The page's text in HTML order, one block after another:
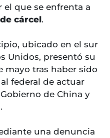
el que se enfrenta a
cárcel.
ubicado en el sur
Unidos, presentó su
mayo tras haber sido
federal de actuar
de China y
una denuncia